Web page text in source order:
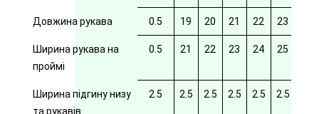
Довжина рукава 0.5 19 20 21 22 23
Ширина рукава на
проймі
0.5 21 22 23 24 25
Ширина підгину низу
та рукавів
2.5 2.5 2.5 2.5 2.5 2.5